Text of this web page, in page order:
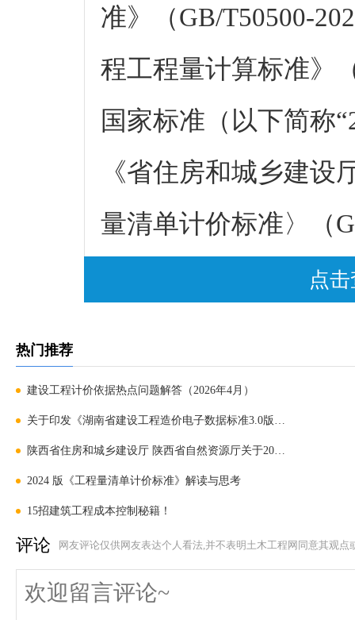
准》（GB/T50500-
程工程量计算标准》
国家标准（以下简称
《省住房和城乡建设
量清单计价标准〉（
程量计算标准有关事
见。
一、使用财政资金
程（以下简称“国有
及实施阶段的计价活
准”的规定，采用工
点
热门推荐
建设工程计价依据热点问题解答（2026年4月）
关于印发《湖南省建设工程造价电子数据标准3.0版》的通
陕西省住房和城乡建设厅 陕西省自然资源厅关于2025年度
2024 版《工程量清单计价标准》解读与思考
15招建筑工程成本控制秘籍！
评论 网友评论仅供网友表达个人看法,并不表明土木工程网同意其观点